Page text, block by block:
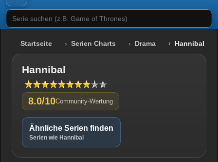
Serie suchen (z.B. Game of Thrones)
Startseite Serien Charts Drama Hannibal
Hannibal
8.0/10Community-Wertung
Ähnliche Serien finden
Serien wie Hannibal